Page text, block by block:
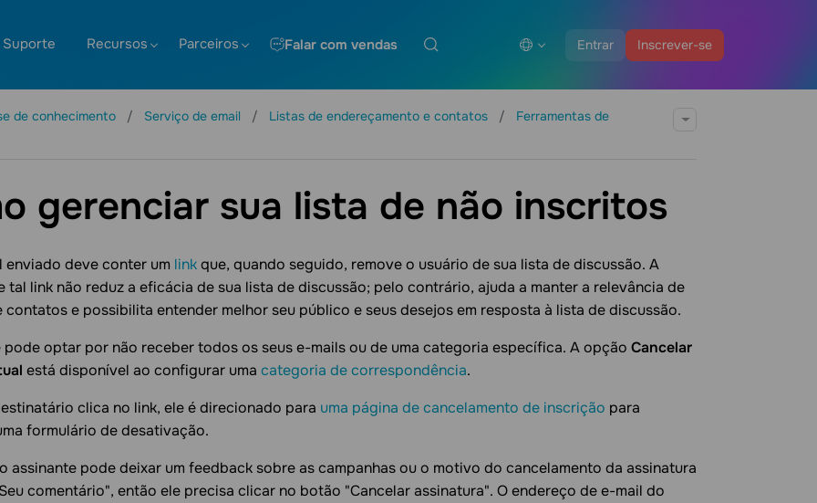
Entrar Inscrever-se
Suporte Recursos Parceiros Falar com vendas
de conhecimento Serviço de email Listas de endereçamento e contatos
Ferramentas de
gerenciar sua lista de não inscritos
enviado deve conter um linkque, quando seguido, remove o usuário de sua lista de discussão. A
tal link não reduz a eficácia de sua lista de discussão; pelo contrário, ajuda a manter a relevância de
contatos e possibilita entender melhor seu público e seus desejos em resposta à lista de discussão.
pode optar por não receber todos os seus e-mails ou de uma categoria específica. A opção Cancelar
está disponível ao configurar uma categoria de correspondência.
clica no link, ele é direcionado para uma página de cancelamento de inscrição para
formulário de desativação.
assinante pode deixar um feedback sobre as campanhas ou o motivo do cancelamento da assinatura
comentário", então ele precisa clicar no botão "Cancelar assinatura". O endereço de e-mail do